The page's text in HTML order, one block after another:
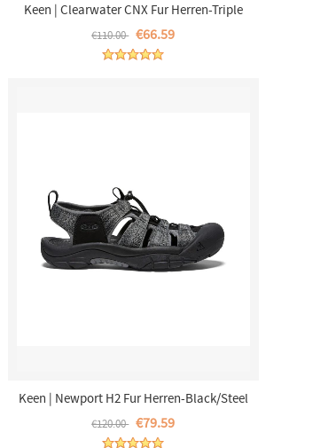
Keen | Clearwater CNX Fur Herren-Triple
Black
€110.00 €66.59
Keen | Newport H2 Fur Herren-Black/Steel
Grey
€120.00 €79.59